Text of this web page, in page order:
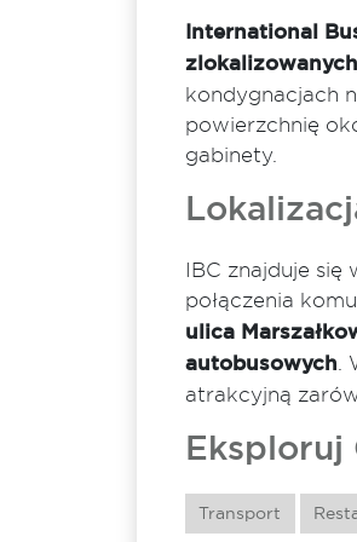
International
kondygnacjach
powierzchnię
gabinety.
IBC znajduje się
połączenia
ulica
autobusowych
atrakcyjną
Eksploruj
Transport